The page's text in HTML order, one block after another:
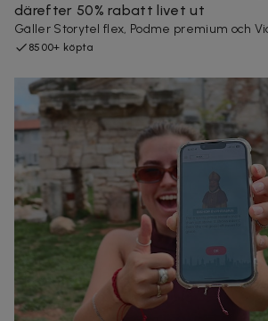
därefter 50% rabatt livet ut
Gäller Storytel flex, Podme premium och
8500+ köpta